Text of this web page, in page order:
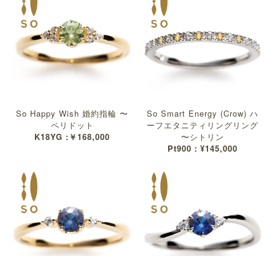
So Happy Wish 婚約指輪 〜
ペリドット
K18YG :￥168,000
So Smart Energy (Crow) ハ
ーフエタニティリングリング
〜シトリン
Pt900：¥145,000